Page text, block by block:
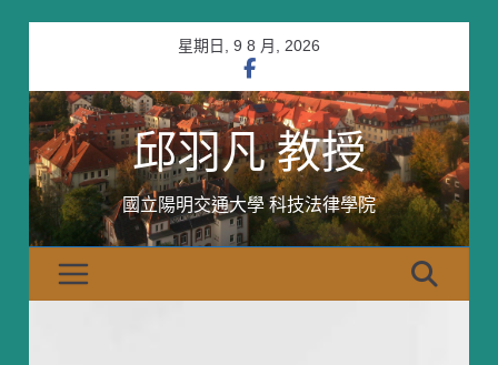
content
星期日, 9 8 月, 2026
邱羽凡 教授
國立陽明交通大學 科技法律學院